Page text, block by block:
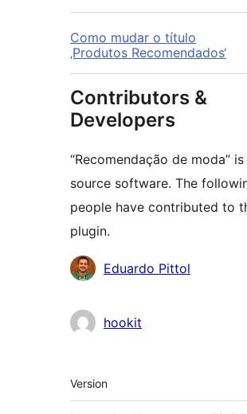
Como mudar o título
‚Produtos Recomendados‘
Contributors &
Developers
“Recomendação de moda”
source software. The
people have contributed to
plugin.
Contributors
Eduardo Pittol
hookit
Meta
Version